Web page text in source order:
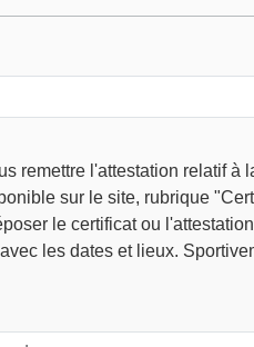
remettre l'attestation relatif à
sur le site, rubrique
le certificat ou
les dates et lieux.